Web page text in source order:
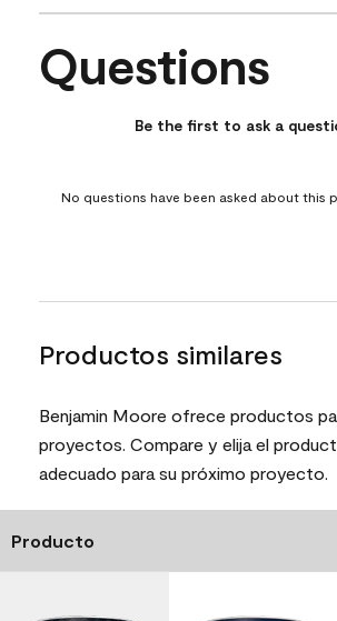
No questions have been asked about
Questions
Be the first to ask a
No questions have been asked about this
Productos similares
Benjamin Moore ofrece productos
proyectos. Compare y elija el
adecuado para su próximo proyecto.
Producto